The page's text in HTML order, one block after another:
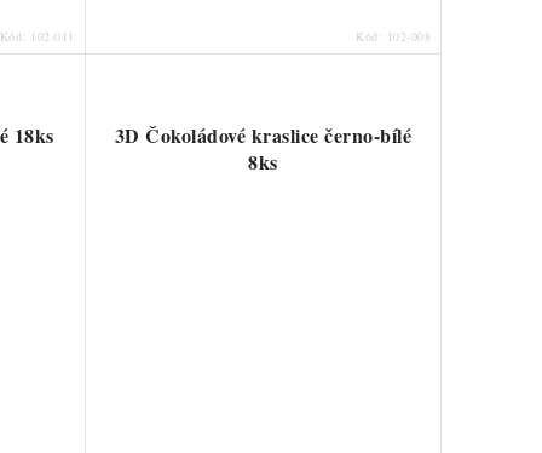
Kód: 102-011 Kód: 102-008
18ks
3D Čokoládové kraslice černo-bílé
8ks